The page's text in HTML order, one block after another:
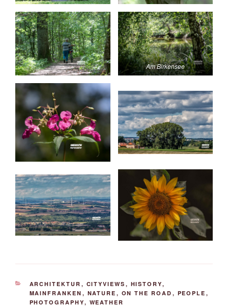
Am Birkensee
KATEGORIEN
ARCHITEKTUR , CITYVIEWS , HISTORY,
MAINFRANKEN , NATURE , ON THE ROAD , PEOPLE ,
PHOTOGRAPHY, WEATHER